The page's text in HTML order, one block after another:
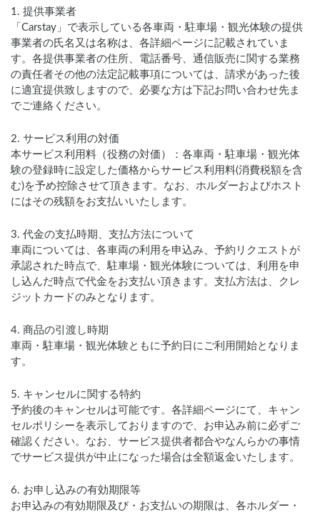
1. 提供事業者
「Carstay」で表示している各車両・駐車場・観光体験の提供
事業者の氏名又は名称は、各詳細ページに記載されていま
す。各提供事業者の住所、電話番号、通信販売に関する業務
の責任者その他の法定記載事項については、請求があった後
に適宜提供致しますので、必要な方は下記お問い合わせ先ま
でご連絡ください。
2. サービス利用の対価
本サービス利用料（役務の対価）：各車両・駐車場・観光体
験の登録時に設定した価格からサービス利用料(消費税額を含
む)を予め控除させて頂きます。なお、ホルダーおよびホスト
にはその残額をお支払いいたします。
3. 代金の支払時期、支払方法について
車両については、各車両の利用を申込み、予約リクエストが
承認された時点で、駐車場・観光体験については、利用を申
し込んだ時点で代金をお支払い頂きます。支払方法は、クレ
ジットカードのみとなります。
4. 商品の引渡し時期
車両・駐車場・観光体験ともに予約日にご利用開始となりま
す。
5. キャンセルに関する特約
予約後のキャンセルは可能です。各詳細ページにて、キャン
セルポリシーを表示しておりますので、お申込み前に必ずご
確認ください。なお、サービス提供者都合やなんらかの事情
でサービス提供が中止になった場合は全額返金いたします。
6. お申し込みの有効期限等
お申込みの有効期限及び・お支払いの期限は、各ホルダー・